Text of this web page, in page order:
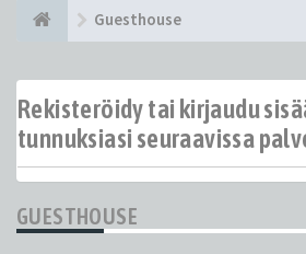
Guesthouse
Rekisteröidy tai kirjaudu
tunnuksiasi seuraavissa
GUESTHOUSE